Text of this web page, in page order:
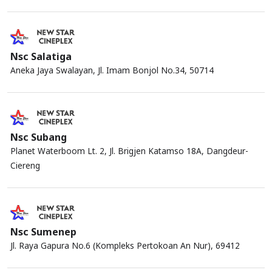
Nsc Salatiga
Aneka Jaya Swalayan, Jl. Imam Bonjol No.34, 50714
Nsc Subang
Planet Waterboom Lt. 2, Jl. Brigjen Katamso 18A, Dangdeur-
Ciereng
Nsc Sumenep
Jl. Raya Gapura No.6 (Kompleks Pertokoan An Nur), 69412